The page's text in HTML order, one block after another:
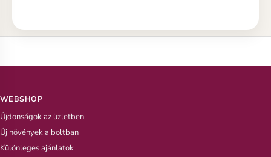
WEBSHOP
Újdonságok az üzletben
Új növények a boltban
Különleges ajánlatok